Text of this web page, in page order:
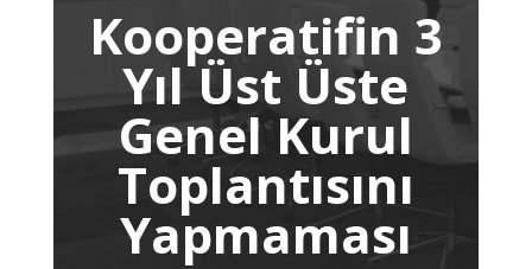
Kooperatifin 3
Yıl Üst Üste
Genel Kurul
Toplantısını
Yapmaması